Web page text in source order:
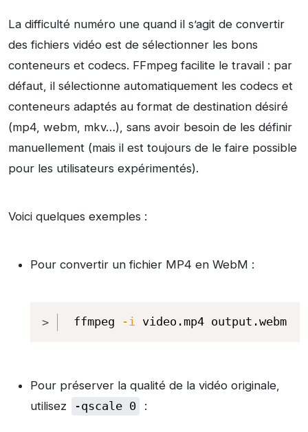
La difficulté numéro une quand il s’agit de convertir
des fichiers vidéo est de sélectionner les bons
conteneurs et codecs. FFmpeg facilite le travail : par
défaut, il sélectionne automatiquement les codecs et
conteneurs adaptés au format de destination désiré
(mp4, webm, mkv…), sans avoir besoin de les définir
manuellement (mais il est toujours de le faire possible
pour les utilisateurs expérimentés).
Voici quelques exemples :
Pour convertir un fichier MP4 en WebM :
ffmpeg -i video.mp4 output.webm
Copy
Pour préserver la qualité de la vidéo originale,
utilisez
-qscale 0 :